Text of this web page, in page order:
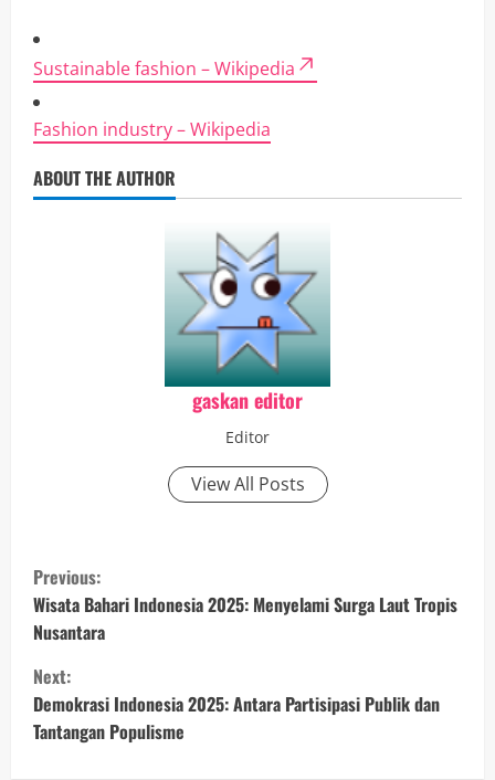
Sustainable fashion – Wikipedia
Fashion industry – Wikipedia
ABOUT THE AUTHOR
gaskan editor
Editor
View All Posts
C
o
n
t
i
Previous:
Wisata Bahari Indonesia 2025: Menyelami Surga Laut Tropis
Nusantara
Next:
Demokrasi Indonesia 2025: Antara Partisipasi Publik dan
Tantangan Populisme